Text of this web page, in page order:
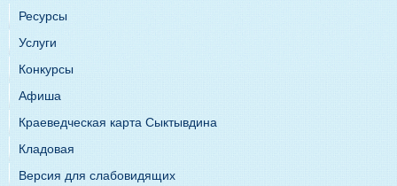
Ресурсы
Услуги
Конкурсы
Афиша
Краеведческая карта Сыктывдина
Кладовая
Версия для слабовидящих